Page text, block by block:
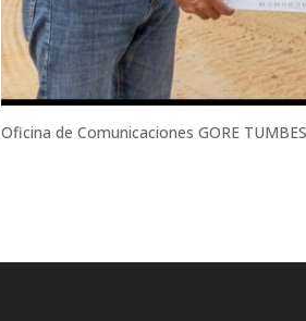
Oficina de Comunicaciones GORE TUMBES